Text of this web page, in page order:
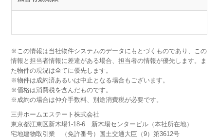
※この情報は当社物件システムのデータにもとづくものであり、この
情報と担当者情報に差違がある場合、担当者の情報が優先します。ま
た物件の現況は全てに優先します。
※物件は成約済あるいは中止となる場合もございます。
※価格は消費税を含んだものです。
※成約の場合は仲介手数料、別途消費税が必要です。
三井ホームエステート株式会社
東京都江東区新木場1-18-6 新木場センタービル（本社所在地）
宅地建物取引業 （免許番号）国土交通大臣（9）第3612号